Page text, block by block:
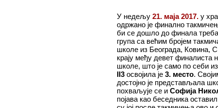
У недељу 21. маја 2017. у
одржано је финално
би се дошло до финала
група са већим бројем
школе из Београда, Ковина,
крају међу девет
школе, што је само по себи
II3 освојила је 3. место.
достојно је представљала
похваљује се и Софија
појава као беседника